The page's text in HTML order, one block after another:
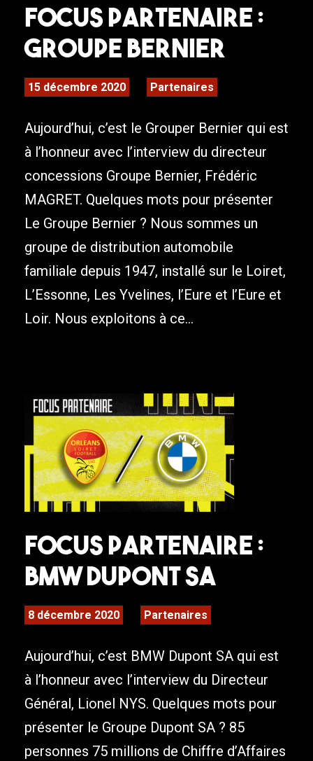
Focus Partenaire :
Groupe Bernier
15 décembre 2020 Partenaires
Aujourd’hui, c’est le Grouper Bernier qui est
à l’honneur avec l’interview du directeur
concessions Groupe Bernier, Frédéric
MAGRET. Quelques mots pour présenter
Le Groupe Bernier ? Nous sommes un
groupe de distribution automobile
familiale depuis 1947, installé sur le Loiret,
L’Essonne, Les Yvelines, l’Eure et l’Eure et
Loir. Nous exploitons à ce...
Focus Partenaire :
BMW Dupont SA
8 décembre 2020 Partenaires
Aujourd’hui, c’est BMW Dupont SA qui est
à l’honneur avec l’interview du Directeur
Général, Lionel NYS. Quelques mots pour
présenter le Groupe Dupont SA ? 85
personnes 75 millions de Chiffre d’Affaires